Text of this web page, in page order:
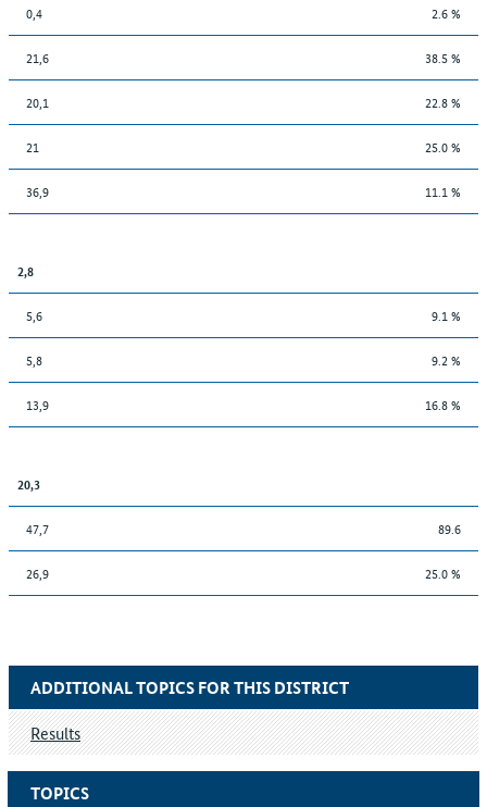
0,4 2.6 %
21,6 38.5 %
20,1 22.8 %
21 25.0 %
36,9 11.1 %
2,8
5,6 9.1 %
5,8 9.2 %
13,9 16.8 %
20,3
47,7 89.6
26,9 25.0 %
TOPICS
ADDITIONAL TOPICS FOR THIS DISTRICT
Results